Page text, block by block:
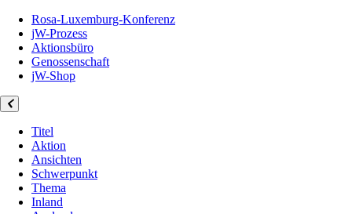
Rosa-Luxemburg-Konferenz
jW-Prozess
Aktionsbüro
Genossenschaft
jW-Shop
Titel
Aktion
Ansichten
Schwerpunkt
Thema
Inland